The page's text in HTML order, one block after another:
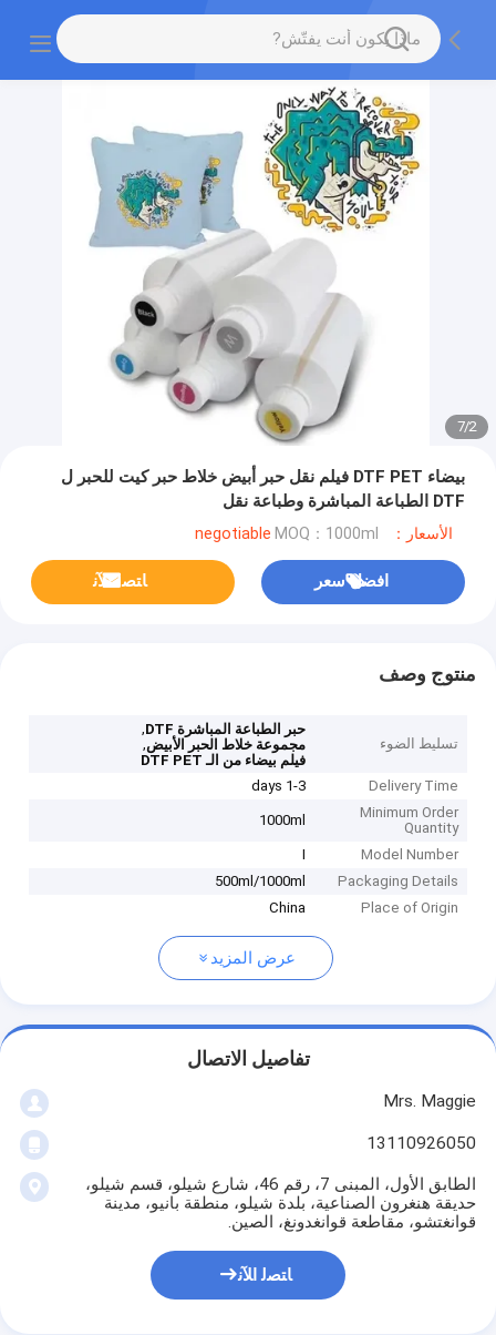
2
/
7
بيضاء DTF PET فيلم نقل حبر أبيض خلاط حبر كيت للحبر ل
DTF الطباعة المباشرة وطباعة نقل
الأسعار：negotiable MOQ：1000ml
افضل سعر ﺎﺘﺼﻟ ﺍﻶﻧ
منتوج وصف
تسليط الضوء
حبر الطباعة المباشرة DTF
,
مجموعة خلاط الحبر الأبيض,
فيلم بيضاء من الـ DTF PET
Delivery Time
1-3 days
Minimum Order
Quantity
1000ml
Model Number
I
Packaging Details
500ml/1000ml
Place of Origin
China
عرض المزيد
تفاصيل الاتصال
Mrs. Maggie
13110926050
الطابق الأول، المبنى 7، رقم 46، شارع شيلو، قسم شيلو،
حديقة هنغرون الصناعية، بلدة شيلو، منطقة بانيو، مدينة
قوانغتشو، مقاطعة قوانغدونغ، الصين.
ﺎﺘﺼﻟ ﺍﻶﻧ